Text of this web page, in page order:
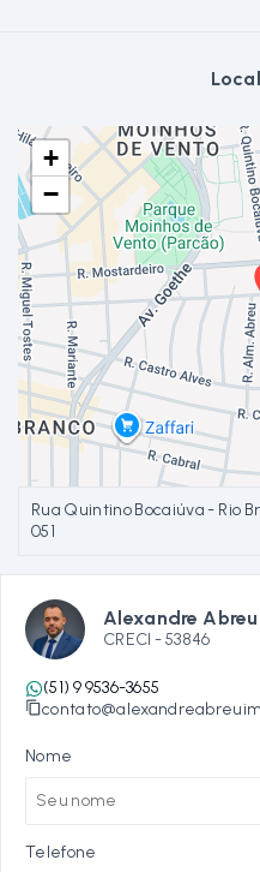
+
−
Rua Quintino Bocaiúva - Rio
051
Alexandre Abreu
CRECI -53846
(51) 9 9536-3655
Nome
Telefone